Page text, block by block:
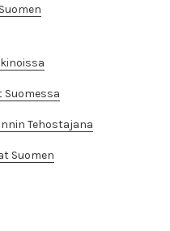
Tehostajana
Suomen